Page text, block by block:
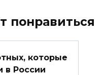
понравиться
которые
в России